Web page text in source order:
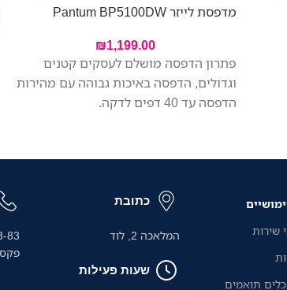
מדפסת לייזר Pantum BP5100DW
₪1,199.00
פתרון הדפסה מושלם לעסקים קטנים
וגדולים, הדפסה באיכות גבוהה עם מהירות
הדפסה עד 40 דפים לדקה.
שירות
תואמים
כתובת
המלאכה 2, לוד
שעות פעילות
83
פקס: 08-